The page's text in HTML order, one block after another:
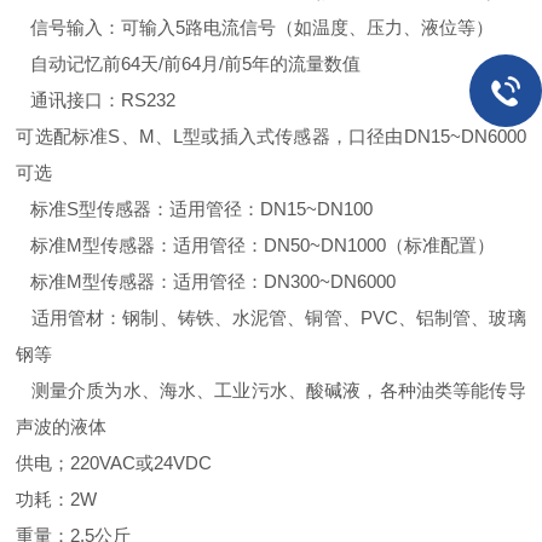
信号输入：可输入5路电流信号（如温度、压力、液位等）
自动记忆前64天/前64月/前5年的流量数值
通讯接口：RS232
可选配标准S、M、L型或插入式传感器，口径由DN15~DN6000
可选
标准S型传感器：适用管径：DN15~DN100
标准M型传感器：适用管径：DN50~DN1000（标准配置）
标准M型传感器：适用管径：DN300~DN6000
适用管材：钢制、铸铁、水泥管、铜管、PVC、铝制管、玻璃
钢等
测量介质为水、海水、工业污水、酸碱液，各种油类等能传导
声波的液体
供电；220VAC或24VDC
功耗：2W
重量：2.5公斤